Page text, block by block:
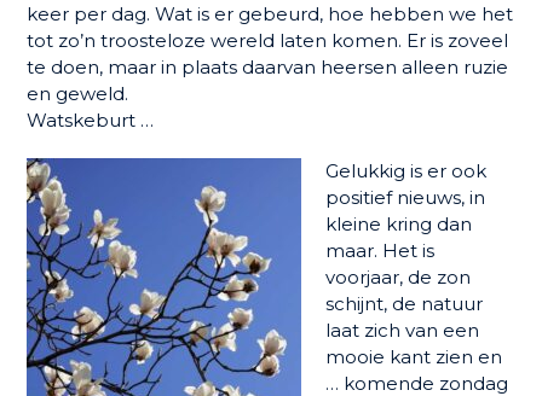
keer per dag. Wat is er gebeurd, hoe hebben we het
tot zo’n troosteloze wereld laten komen. Er is zoveel
te doen, maar in plaats daarvan heersen alleen ruzie
en geweld.
Watskeburt …
Gelukkig is er ook
positief nieuws, in
kleine kring dan
maar. Het is
voorjaar, de zon
schijnt, de natuur
laat zich van een
mooie kant zien en
… komende zondag